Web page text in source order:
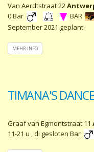
Van Aerdtstraat 22
0 Bar
BAR
September 2021 geplant.
MEHR INFO
TIMANA'S
Graaf van Egmontstraat 11
11-21 u , di gesloten Bar